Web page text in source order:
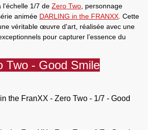
l'échelle 1/7 de Zero Two , personnage
animée DARLING in the FRANXX . Cette
véritable œuvre d'art, réalisée avec une
pour capturer l’essence du
Two - Good Smile